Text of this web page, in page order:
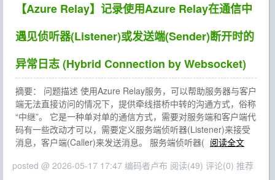
【Azure Relay】记录使用Azure Relay在通信中
遇见侦听器(Listener)或发送端(Sender)断开时的
异常日志 (Hybrid Connection by Websocket)
摘要： 问题描述 使用Azure Relay服务，可以帮助服务器与客户
端无法直接访问的情况下，提供牵线搭桥中转的沟通方式，俗称
“中继”。 它是一种单对单的通信方式，需要对服务端和客户端代
码有一些改动才可以，需要定义服务端侦听器(Listener)来接受
消息，客户端(Caller)来发送消息。 服务端侦听器( 阅读全文
posted @ 2026-05-17 17:47 编码者卢布 阅读(49) 评论(0) 推荐